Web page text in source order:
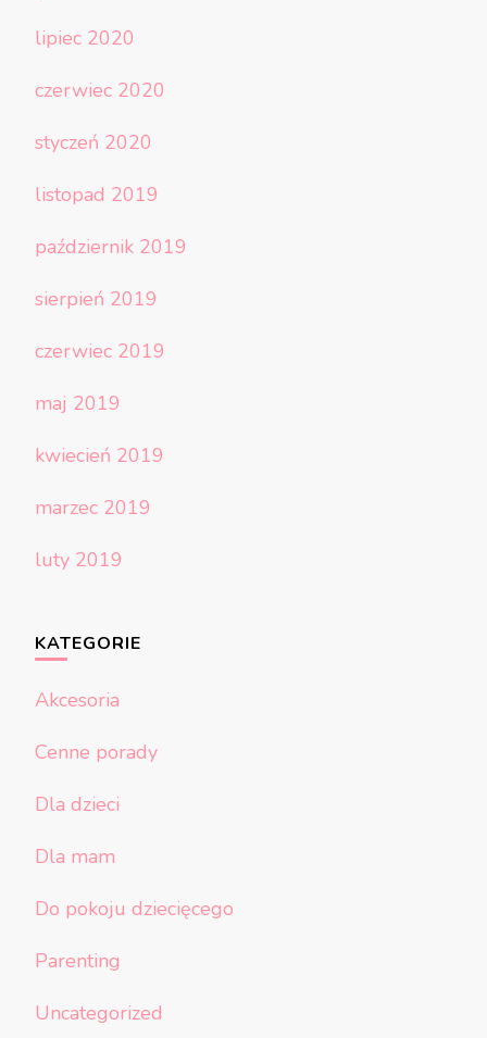
lipiec 2020
czerwiec 2020
styczeń 2020
listopad 2019
październik 2019
sierpień 2019
czerwiec 2019
maj 2019
kwiecień 2019
marzec 2019
luty 2019
KATEGORIE
Akcesoria
Cenne porady
Dla dzieci
Dla mam
Do pokoju dziecięcego
Parenting
Uncategorized